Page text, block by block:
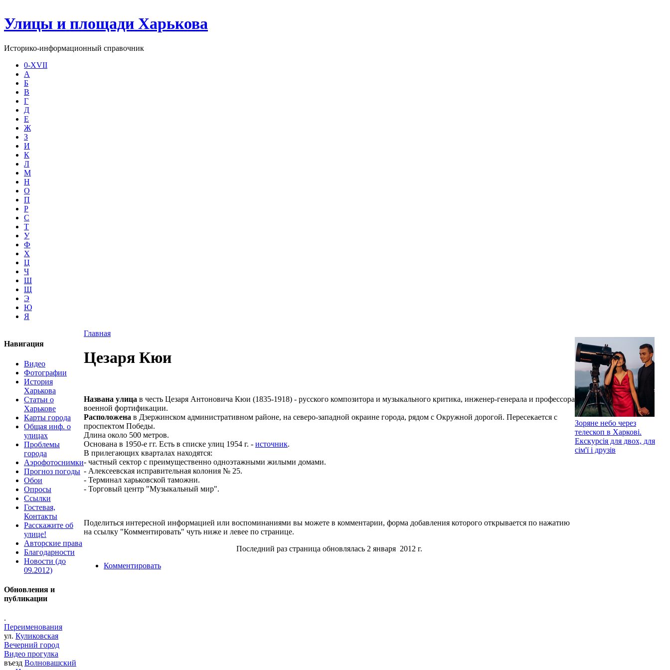
Улицы и площади Харькова
Историко-информационный справочник
0-XVII
А
Б
В
Г
Д
Е
Ж
З
И
К
Л
М
Н
О
П
Р
С
Т
У
Ф
Х
Ц
Ч
Ш
Щ
Э
Ю
Я
Навигация
Видео
Фотографии
История
Харькова
Статьи о
Харькове
Карты города
Общая инф. о
улицах
Проблемы
города
Аэрофотоснимки
Прогноз погоды
Обои
Опросы
Ссылки
Гостевая,
Контакты
Расскажите об
улице!
Авторские права
Благодарности
Новости (до
09.2012)
Обновления и
публикации
.
Переименования
ул. Куликовская
Вечерний город
Видео прогулка
въезд Волновашский
Главная
Цезаря Кюи
Названа улица в честь Цезаря Антоновича Кюи (1835-1918) - русского композитора и музыкального критика, инженер-генерала и профессора
военной фортификации.
Расположена в Дзержинском административном районе, на северо-западной окраине города, рядом с Окружной дорогой. Пересекается с
проспектом Победы.
Длина около 500 метров.
Основана в 1950-е гг. Есть в списке улиц 1954 г. - источник.
В прилегающих кварталах находятся:
- частный сектор с преимущественно одноэтажными жилыми домами.
- Алексеевская исправительная колония № 25.
- Терминал харьковской таможни.
- Торговый центр "Музыкальный мир".
Поделиться интересной информацией или воспоминаниями вы можете в комментарии, форма добавления которого открывается по нажатию
на ссылку "Комментировать" чуть ниже и левее по странице.
Последний раз страница обновлялась 2 января 2012 г.
Комментировать
Зоряне небо через
телескоп в Харкові.
Екскурсія для двох, для
сім'ї і друзів